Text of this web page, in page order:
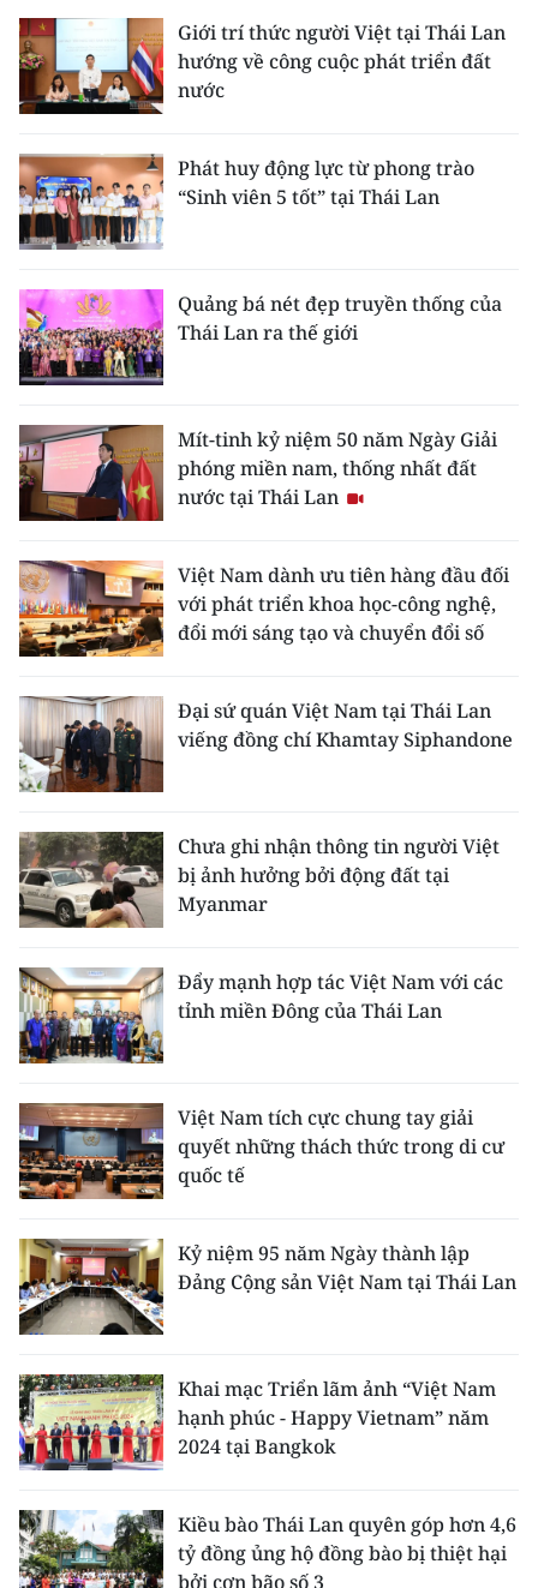
MỘT SẢN PHẨM
RADIO
MEDIA CENTER
E-Magazine
Video
Media Chính trị
Media Kinh tế
Media Xã hội
Media Pháp luật
Media Du lịch
Media Thế giới
Media Giáo dục
Media Y tế
Media Khoa học - Công nghệ
Media Môi trường
Infographic
TIN ĐỊA PHƯƠNG
Trung du và miền núi phía Bắc
Đồng bằng sông Hồng
Bắc Trung Bộ
Nguyên
Đông Nam Bộ
Đồng bằng sông Cửu Long
Chuyên trang Hà Nội
Giới trí thức người Việt tại Thái Lan
hướng về công cuộc phát triển đất
nước
Phát huy động lực từ phong trào
“Sinh viên 5 tốt” tại Thái Lan
Quảng bá nét đẹp truyền thống của
Thái Lan ra thế giới
Mít-tinh kỷ niệm 50 năm Ngày Giải
phóng miền nam, thống nhất đất
nước tại Thái Lan
Việt Nam dành ưu tiên hàng đầu đối
với phát triển khoa học-công nghệ,
đổi mới sáng tạo và chuyển đổi số
Đại sứ quán Việt Nam tại Thái Lan
viếng đồng chí Khamtay Siphandone
Chưa ghi nhận thông tin người Việt
bị ảnh hưởng bởi động đất tại
Myanmar
Đẩy mạnh hợp tác Việt Nam với các
tỉnh miền Đông của Thái Lan
Việt Nam tích cực chung tay giải
quyết những thách thức trong di cư
quốc tế
Kỷ niệm 95 năm Ngày thành lập
Đảng Cộng sản Việt Nam tại Thái Lan
Khai mạc Triển lãm ảnh “Việt Nam
hạnh phúc - Happy Vietnam” năm
2024 tại Bangkok
Kiều bào Thái Lan quyên góp hơn 4,6
tỷ đồng ủng hộ đồng bào bị thiệt hại
bởi cơn bão số 3